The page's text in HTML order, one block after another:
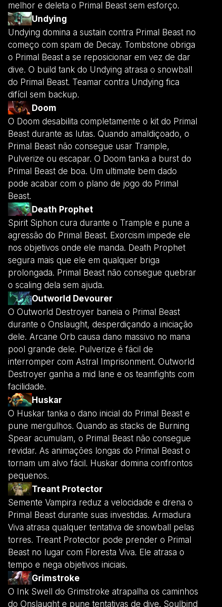
melhor e deleta o Primal Beast sem esforço.
Undying
Undying domina a sustain contra Primal Beast no
começo com spam de Decay. Tombstone obriga
o Primal Beast a se reposicionar em vez de dar
dive. O build tank do Undying atrasa o snowball
do Primal Beast. Teamar contra Undying fica
difícil sem backup.
Doom
O Doom desabilita completamente o kit do Primal
Beast durante as lutas. Quando amaldiçoado, o
Primal Beast não consegue usar Trample,
Pulverize ou escapar. O Doom tanka a burst do
Primal Beast de boa. Um ultimate bem dado
pode acabar com o plano de jogo do Primal
Beast.
Death Prophet
Spirit Siphon cura durante o Trample e pune a
agressão do Primal Beast. Exorcism impede ele
nos objetivos onde ele manda. Death Prophet
segura mais que ele em qualquer briga
prolongada. Primal Beast não consegue quebrar
o scaling dela sem ajuda.
Outworld Devourer
O Outworld Destroyer baneia o Primal Beast
durante o Onslaught, desperdiçando a iniciação
dele. Arcane Orb causa dano massivo no mana
pool grande dele. Pulverize é fácil de
interromper com Astral Imprisonment. Outworld
Destroyer ganha a mid lane e os teamfights com
facilidade.
Huskar
O Huskar tanka o dano inicial do Primal Beast e
pune mergulhos. Quando as stacks de Burning
Spear acumulam, o Primal Beast não consegue
revidar. As animações longas do Primal Beast o
tornam um alvo fácil. Huskar domina confrontos
pequenos.
Treant Protector
Semente Vampira reduz a velocidade e drena o
Primal Beast durante suas investidas. Armadura
Viva atrasa qualquer tentativa de snowball pelas
torres. Treant Protector pode prender o Primal
Beast no lugar com Floresta Viva. Ele atrasa o
tempo e nega objetivos iniciais.
Grimstroke
O Ink Swell do Grimstroke atrapalha os caminhos
do Onslaught e pune tentativas de dive. Soulbind